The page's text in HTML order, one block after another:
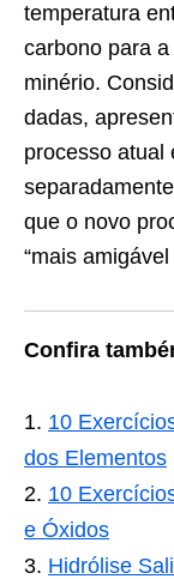
temperatura
carbono para
minério.
dadas,
processo atual
que o novo
“mais
Confira
10
dos Elementos
10
e Óxidos
Hidrólise